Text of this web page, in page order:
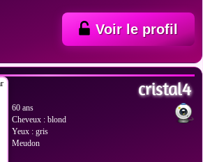
Voir le profil
cristal4
60 ans
Cheveux : blond
Yeux : gris
Meudon